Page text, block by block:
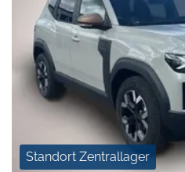
Standort Zentrallager